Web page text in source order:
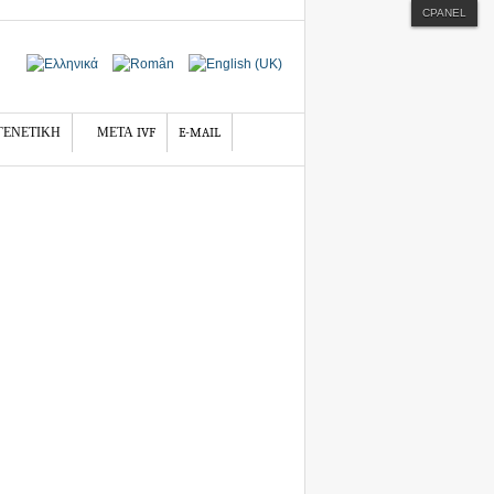
ΜΕΤΑ IVF E-MAIL
CPANEL